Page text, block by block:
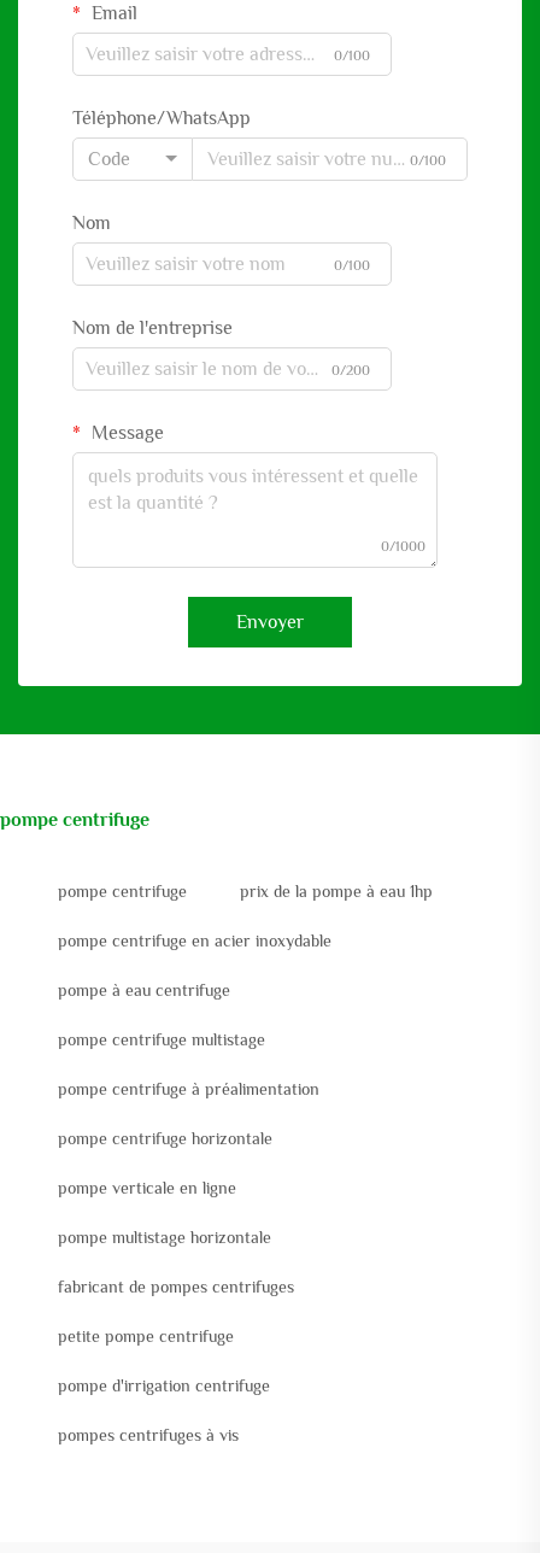
Email
0/100
Téléphone/WhatsApp
Code
0/100
Nom
0/100
Nom de l'entreprise
0/200
Message
0/1000
Envoyer
pompe centrifuge
pompe centrifuge prix de la pompe à eau 1hp
pompe centrifuge en acier inoxydable
pompe à eau centrifuge
pompe centrifuge multistage
pompe centrifuge à préalimentation
pompe centrifuge horizontale
pompe verticale en ligne
pompe multistage horizontale
fabricant de pompes centrifuges
petite pompe centrifuge
pompe d'irrigation centrifuge
pompes centrifuges à vis